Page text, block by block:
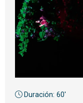
Diapositiva 2 de 5
Duración: 60'